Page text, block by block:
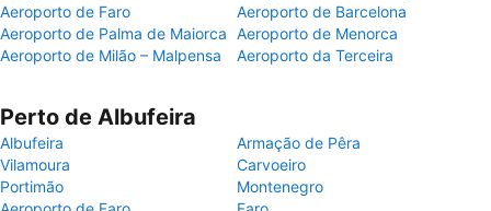
Aeroporto de Faro
Aeroporto de Barcelona
Aeroporto de Palma de Maiorca Aeroporto de Menorca
Aeroporto de Milão – Malpensa
Aeroporto da Terceira
Perto de Albufeira
Albufeira
Armação de Pêra
Vilamoura
Carvoeiro
Portimão
Montenegro